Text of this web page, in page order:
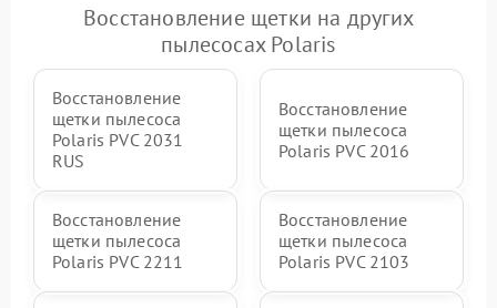
Восстановление щетки на других
пылесосах Polaris
Восстановление
щетки пылесоса
Polaris PVC 2031
RUS
Восстановление
щетки пылесоса
Polaris PVC 2016
Восстановление
щетки пылесоса
Polaris PVC 2211
Восстановление
щетки пылесоса
Polaris PVC 2103